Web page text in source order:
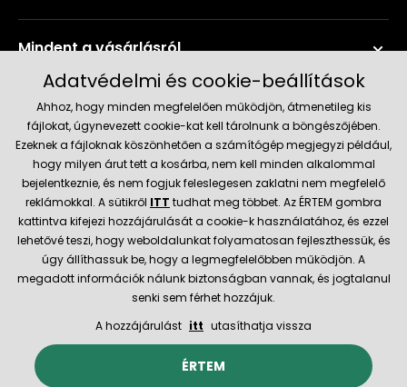
Mindent a vásárlásról
Szerviz és támogatás
Aktuális információk
Szállítás és fizetési módok
Megbízható kereskedő
© 2026 Hecht.cz Általános szerződési feltételek
Adatvédelmi és cookie-beállítások
Ahhoz, hogy minden megfelelően működjön, átmenetileg kis
fájlokat, úgynevezett cookie-kat kell tárolnunk a böngészőjében.
Ezeknek a fájloknak köszönhetően a számítógép megjegyzi például,
hogy milyen árut tett a kosárba, nem kell minden alkalommal
bejelentkeznie, és nem fogjuk feleslegesen zaklatni nem megfelelő
reklámokkal. A sütikről ITT tudhat meg többet. Az ÉRTEM gombra
kattintva kifejezi hozzájárulását a cookie-k használatához, és ezzel
lehetővé teszi, hogy weboldalunkat folyamatosan fejleszthessük, és
úgy állíthassuk be, hogy a legmegfelelőbben működjön. A
megadott információk nálunk biztonságban vannak, és jogtalanul
senki sem férhet hozzájuk.
A hozzájárulást itt utasíthatja vissza
ÉRTEM